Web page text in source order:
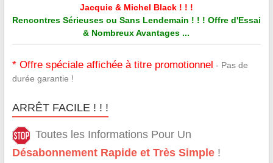
Jacquie & Michel Black ! ! !
Rencontres Sérieuses ou Sans Lendemain ! ! ! Offre d'Essai
& Nombreux Avantages ...
* Offre spéciale affichée à titre promotionnel - Pas de
durée garantie !
ARRÊT FACILE ! ! !
Toutes les Informations Pour Un
Désabonnement Rapide et Très Simple!